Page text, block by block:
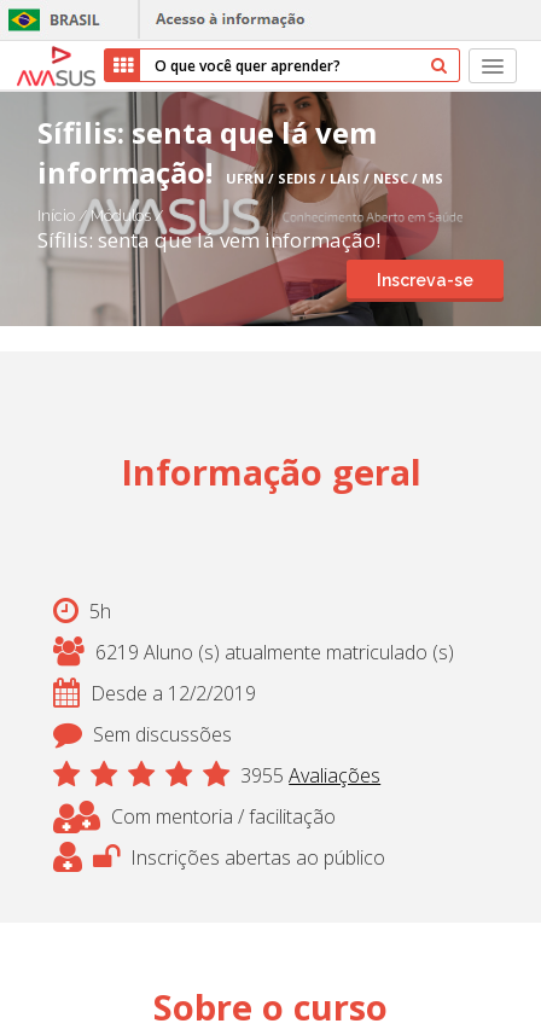
Início
Cursos
Parceiros
Sobre nós
Ajuda
Sífilis: senta que lá vem
informação!
UFRN / SEDIS / LAIS / NESC / MS
Início / Módulos/
Sífilis: senta que lá vem informação!
Inscreva-se
Informação geral
5h
6219 Aluno (s) atualmente matriculado (s)
Desde a 12/2/2019
Sem discussões
3955 Avaliações
Com mentoria / facilitação
Inscrições abertas ao público
Sobre o curso